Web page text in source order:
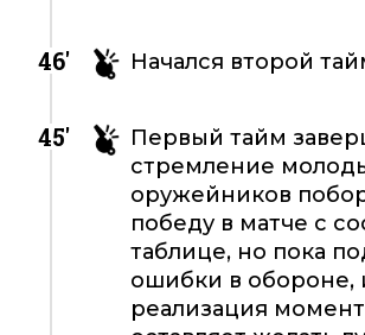
46' Начался второй
45'
Первый тайм
стремление
оружейников
победу в матче с
таблице, но пока
ошибки в обороне,
реализация